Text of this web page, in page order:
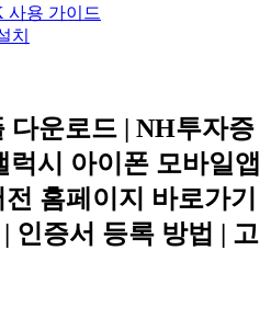
사용 가이드
치
다운로드 | NH투자증
럭시 아이폰 모바일앱
홈페이지 바로가기
인증서 등록 방법 | 고